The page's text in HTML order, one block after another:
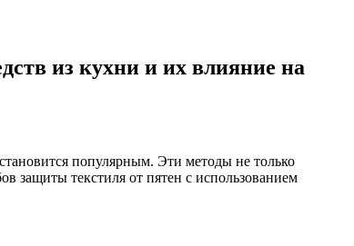
из кухни и их влияние на
популярным. Эти методы не только
защиты текстиля от пятен с использованием